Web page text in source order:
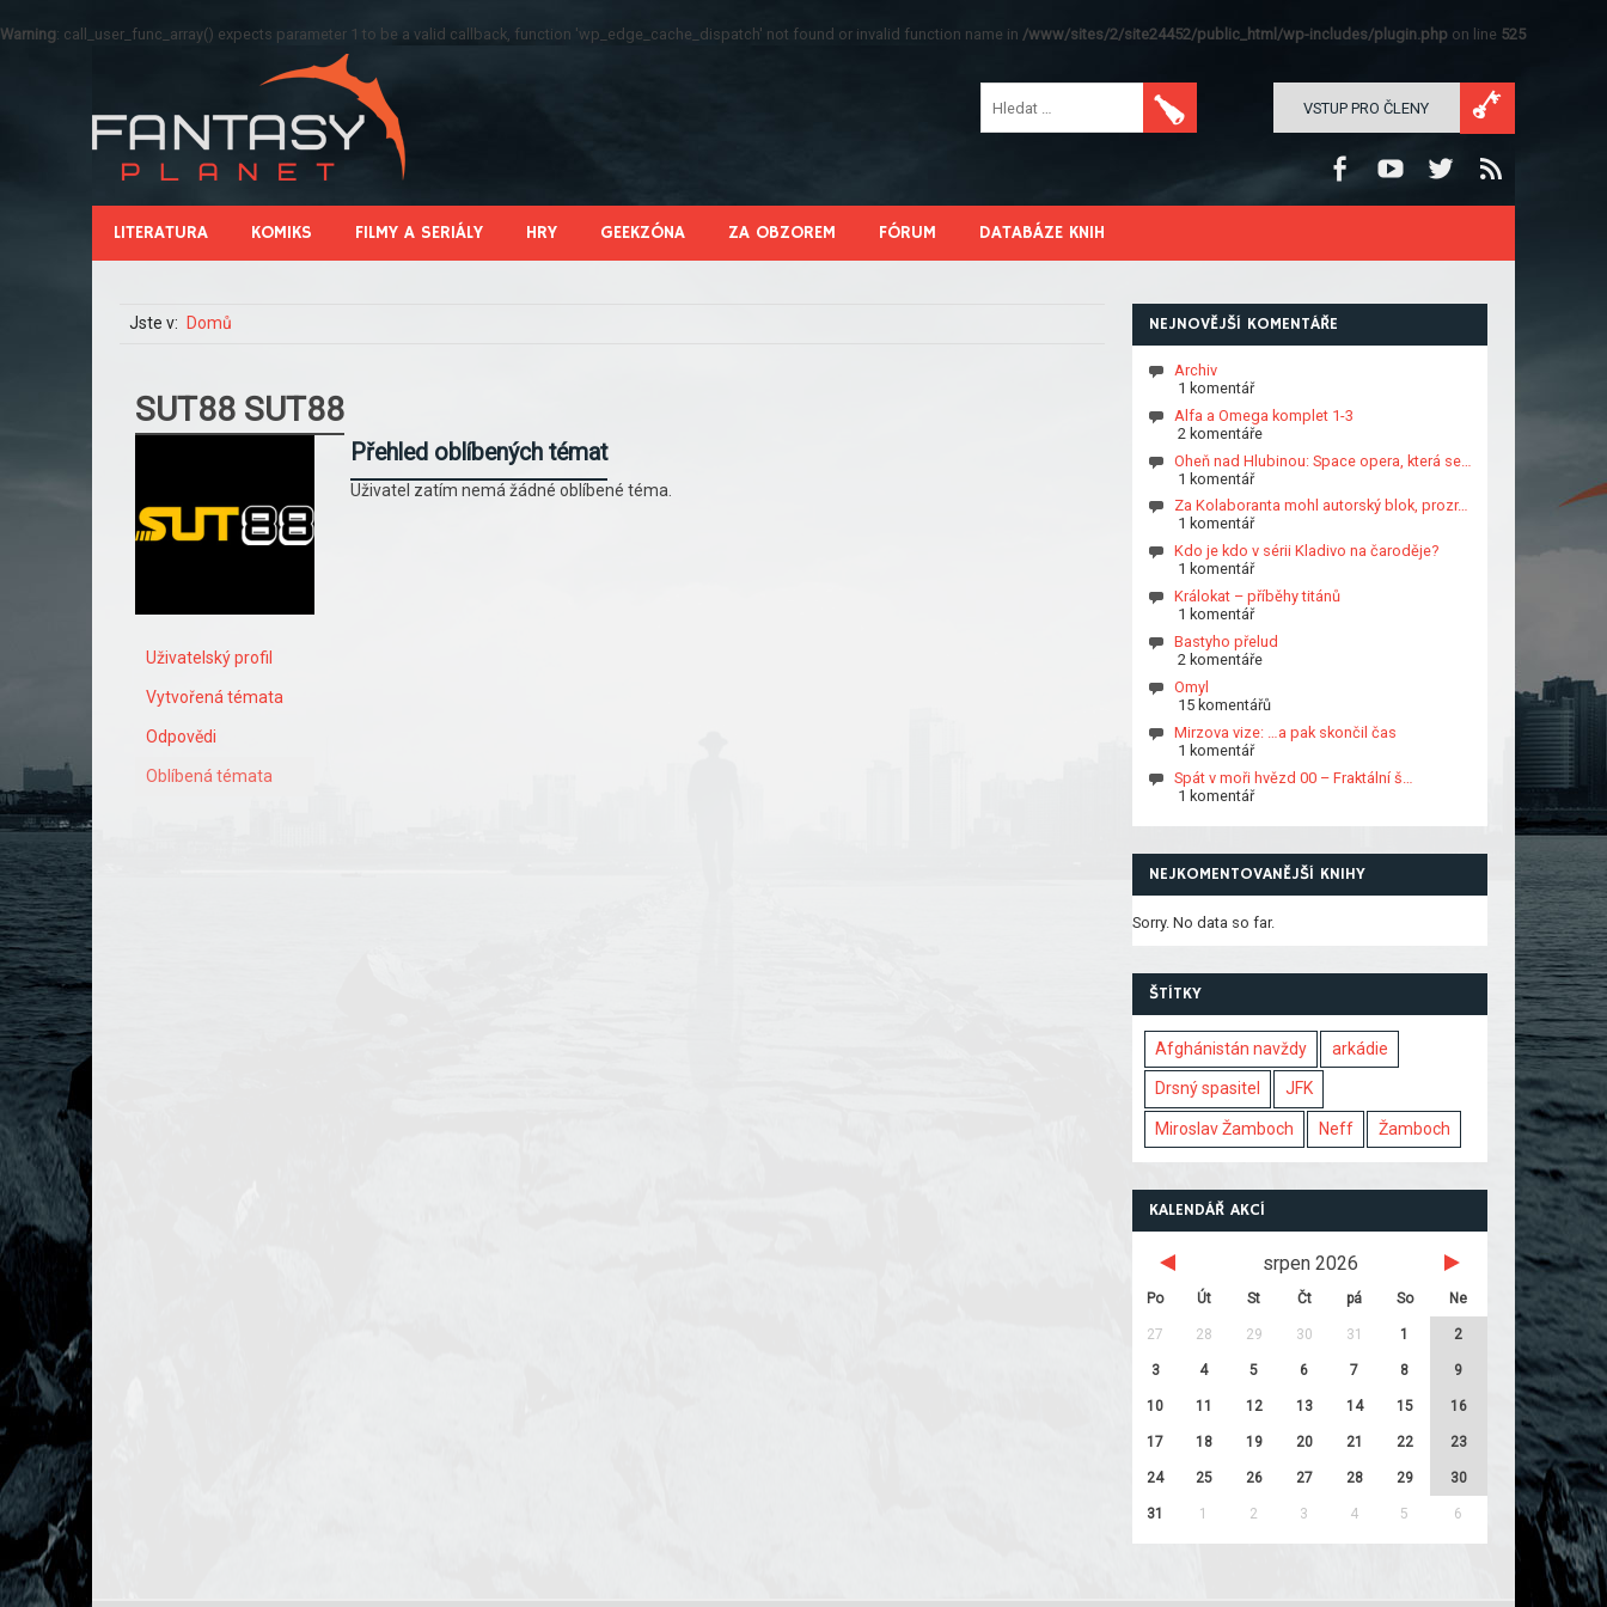
Warning: call_user_func_array() expects parameter 1 to be a valid callback, function 'wp_edge_cache_dispatch' not found or invalid function name in /www/sites/2/site24452/public_html/wp-includes/plugin.php on line 525
VSTUP PRO ČLENY
LITERATURA KOMIKS FILMY A SERIÁLY HRY GEEKZÓNA ZA OBZOREM FÓRUM DATABÁZE KNIH
Jste v: Domů
SUT88 SUT88
Uživatelský profil
Vytvořená témata
Odpovědi
Oblíbená témata
Přehled oblíbených témat
Uživatel zatím nemá žádné oblíbené téma.
NEJNOVĚJŠÍ KOMENTÁŘE
Archiv
1 komentář
Alfa a Omega komplet 1-3
2 komentáře
Oheň nad Hlubinou: Space opera, která se…
1 komentář
Za Kolaboranta mohl autorský blok, prozr…
1 komentář
Kdo je kdo v sérii Kladivo na čaroděje?
1 komentář
Králokat – příběhy titánů
1 komentář
Bastyho přelud
2 komentáře
Omyl
15 komentářů
Mirzova vize: …a pak skončil čas
1 komentář
Spát v moři hvězd 00 – Fraktální š…
1 komentář
NEJKOMENTOVANĚJŠÍ KNIHY
Sorry. No data so far.
ŠTÍTKY
Afghánistán navždy arkádie
Drsný spasitel JFK
Miroslav Žamboch Neff Žamboch
KALENDÁŘ AKCÍ
srpen 2026
Po Út St Čt pá So Ne
27 28 29 30 31 1 2
3 4 5 6 7 8 9
10 11 12 13 14 15 16
17 18 19 20 21 22 23
24 25 26 27 28 29 30
31 1 2 3 4 5 6